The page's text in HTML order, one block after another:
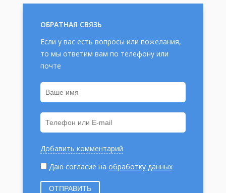
ОБРАТНАЯ СВЯЗЬ
Если у вас есть вопросы или пожелания,
то мы ответим вам по телефону или
почте
Добавить комментарий
Даю согласие на обработку данных
ОТПРАВИТЬ